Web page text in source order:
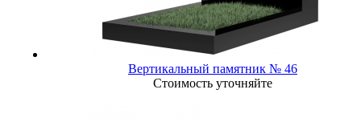
Вертикальный памятник № 46
Стоимость уточняйте